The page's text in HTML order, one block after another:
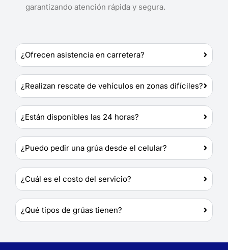
garantizando atención rápida y segura.
¿Ofrecen asistencia en carretera?
¿Realizan rescate de vehículos en zonas difíciles?
¿Están disponibles las 24 horas?
¿Puedo pedir una grúa desde el celular?
¿Cuál es el costo del servicio?
¿Qué tipos de grúas tienen?